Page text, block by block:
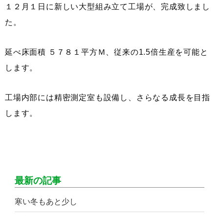
１２月１日に新しい大型組み立て工場が、完成致しまし
た。
延べ床面積 ５７８１平方Ｍ、従来の1.5倍生産を可能と
します。
工場内部には精密測定室も設備し、さらなる成長を目指
します。
最新の記事
寒い冬もあと少し